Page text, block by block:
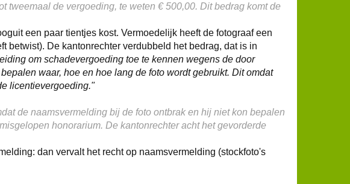
tweemaal de vergoeding, te weten € 500,00. Dit bedrag komt de
een paar tientjes kost. Vermoedelijk heeft de fotograaf een
betwist). De kantonrechter verdubbeld het bedrag, dat is in
om schadevergoeding toe te kennen wegens de door
waar, hoe en hoe lang de foto wordt gebruikt. Dit omdat
licentievergoeding."
de naamsvermelding bij de foto ontbrak en hij niet kon bepalen
honorarium. De kantonrechter acht het gevorderde
dan vervalt het recht op naamsvermelding (stockfoto's